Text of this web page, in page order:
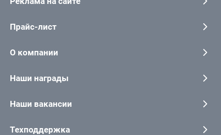
Прайс-лист
О компании
Наши награды
Наши вакансии
Техподдержка